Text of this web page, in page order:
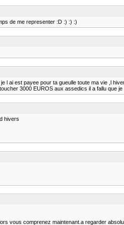
de me representer :D :) :) :)
l ai est payee pour ta gueulle toute ma vie ,l
3000 EUROS aux assedics il a fallu
hivers
vous comprenez maintenant.a regarder